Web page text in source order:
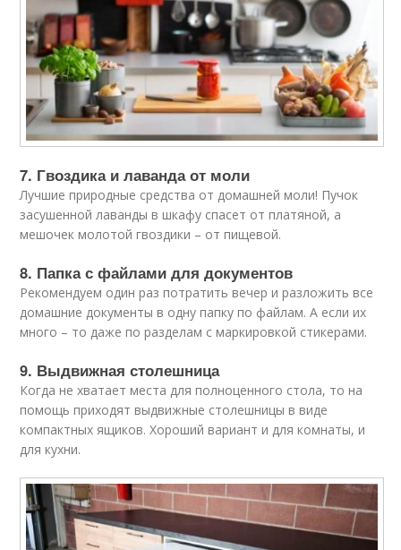
7. Гвоздика и лаванда от моли
Лучшие природные средства от домашней моли! Пучок
засушенной лаванды в шкафу спасет от платяной, а
мешочек молотой гвоздики – от пищевой.
8. Папка с файлами для документов
Рекомендуем один раз потратить вечер и разложить все
домашние документы в одну папку по файлам. А если их
много – то даже по разделам с маркировкой стикерами.
9. Выдвижная столешница
Когда не хватает места для полноценного стола, то на
помощь приходят выдвижные столешницы в виде
компактных ящиков. Хороший вариант и для комнаты, и
для кухни.